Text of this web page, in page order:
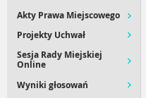
Akty Prawa Miejscowego
Projekty Uchwał
Sesja Rady Miejskiej
Online
Wyniki głosowań